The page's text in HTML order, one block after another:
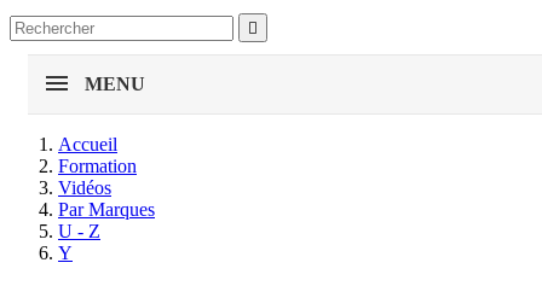

MENU
Accueil
Formation
Vidéos
Par Marques
U - Z
Y